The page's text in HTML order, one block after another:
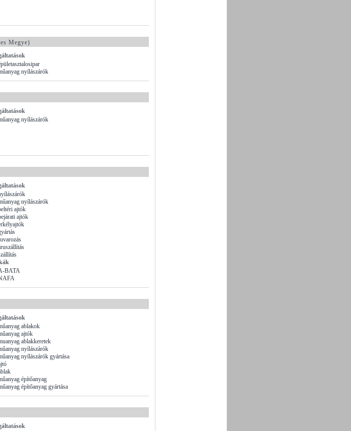
Megye)
nyílászárók
nyílászárók
nyílászárók
ajtók
ajtók
BATA
ablakok
ajtók
ablakkeretek
nyílászárók
nyílászárók gyártása
építőanyag
építőanyag gyártása